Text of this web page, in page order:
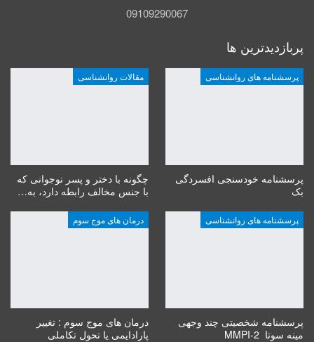
09109290067
پربازدیدترین ها
پرسشنامه های روانشناسی
پرسشنامه خودسنجی افسردگی
بک
مقالات روانشناسی
چگونه با دختر و پسر نوجوانی که
با جنس مخالف رابطه دارد، به…
پرسشنامه های روانشناسی
پرسشنامه شخصیتی چند وجهی
مینه سوتا MMPI-2
درمان های موج سوم
درمان های موج سوم : تغییر
پارادایمی یا تحول تکاملی